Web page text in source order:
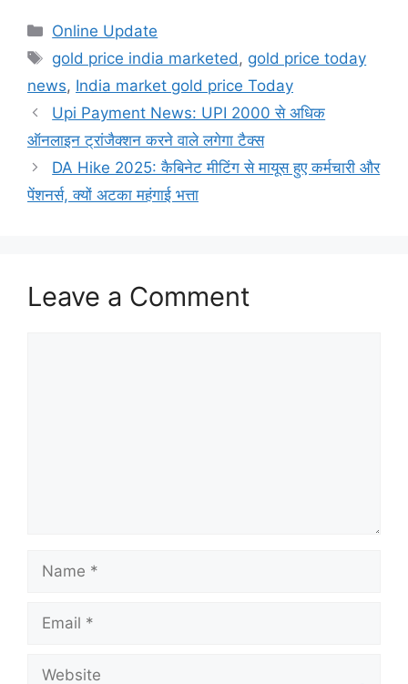
Categories
Online Update
Tags
gold price india marketed, gold price today
news, India market gold price Today
Upi Payment News: UPI 2000 से अधिक
ऑनलाइन ट्रांजैक्शन करने वाले लगेगा टैक्स
DA Hike 2025: कैबिनेट मीटिंग से मायूस हुए कर्मचारी और
पेंशनर्स, क्यों अटका महंगाई भत्ता
Leave a Comment
Name
Email
Website